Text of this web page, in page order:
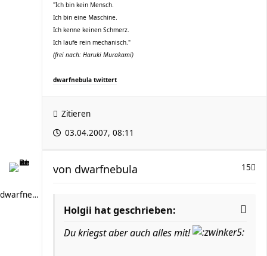
"Ich bin kein Mensch.
Ich bin eine Maschine.
Ich kenne keinen Schmerz.
Ich laufe rein mechanisch."
(frei nach: Haruki Murakami)
dwarfnebula twittert
Zitieren
03.04.2007, 08:11
dwarfnebula
15
von dwarfnebula
Holgii hat geschrieben:
Du kriegst aber auch alles mit!